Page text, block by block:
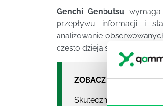
Genchi Genbutsu
przepływu informacji i
analizowanie
często dzieją się jednocześnie.
ZOBACZ NASZE
Skuteczne